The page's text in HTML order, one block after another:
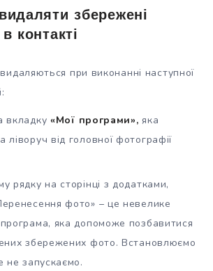
збережені
контакті
при виконанні наступної
вкладку «Мої програми», яка
ліворуч від головної фотографії
рядку на сторінці з додатками,
фото» – це невелике
яка допоможе позбавитися
збережених фото. Встановлюємо
не запускаємо.